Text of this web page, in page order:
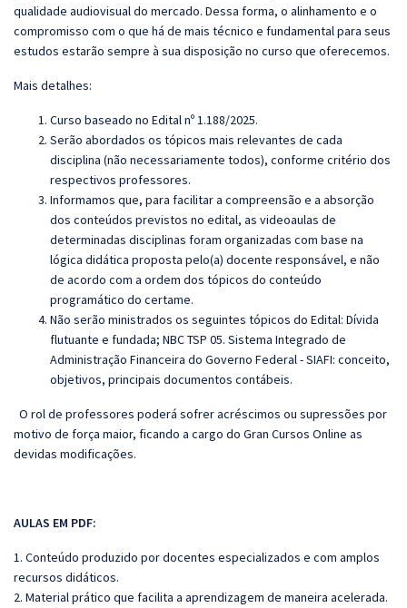
qualidade audiovisual do mercado. Dessa forma, o alinhamento e o
compromisso com o que há de mais técnico e fundamental para seus
estudos estarão sempre à sua disposição no curso que oferecemos.
Mais detalhes:
Curso baseado no Edital nº 1.188/2025.
Serão abordados os tópicos mais relevantes de cada
disciplina (não necessariamente todos), conforme critério dos
respectivos professores.
Informamos que, para facilitar a compreensão e a absorção
dos conteúdos previstos no edital, as videoaulas de
determinadas disciplinas foram organizadas com base na
lógica didática proposta pelo(a) docente responsável, e não
de acordo com a ordem dos tópicos do conteúdo
programático do certame.
Não serão ministrados os seguintes tópicos do Edital: Dívida
flutuante e fundada; NBC TSP 05. Sistema Integrado de
Administração Financeira do Governo Federal - SIAFI: conceito,
objetivos, principais documentos contábeis.
O rol de professores poderá sofrer acréscimos ou supressões por
motivo de força maior, ficando a cargo do Gran Cursos Online as
devidas modificações.
AULAS EM PDF:
1. Conteúdo produzido por docentes especializados e com amplos
recursos didáticos.
2. Material prático que facilita a aprendizagem de maneira acelerada.